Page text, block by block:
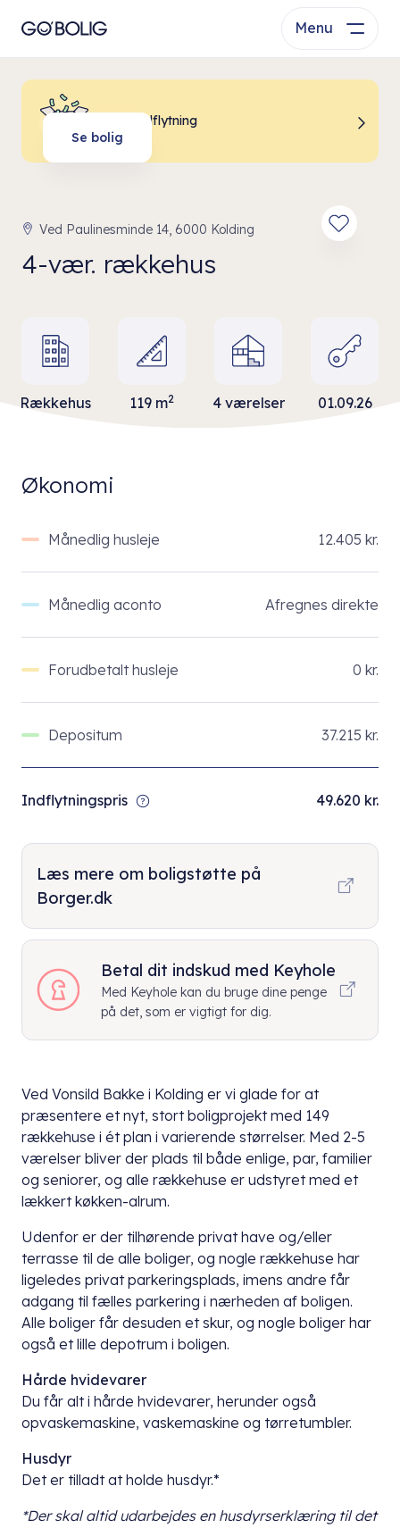
Menu
Billig indflytning
Se bolig
Ved Paulinesminde 14, 6000 Kolding
4-vær. rækkehus
Rækkehus 119 m2 4 værelser 01.09.26
Ved Vonsild Bakke i Kolding er vi glade for at
præsentere et nyt, stort boligprojekt med 149
rækkehuse i ét plan i varierende størrelser. Med 2-5
værelser bliver der plads til både enlige, par, familier
og seniorer, og alle rækkehuse er udstyret med et
lækkert køkken-alrum.
Udenfor er der tilhørende privat have og/eller
terrasse til de alle boliger, og nogle rækkehuse har
ligeledes privat parkeringsplads, imens andre får
adgang til fælles parkering i nærheden af boligen.
Alle boliger får desuden et skur, og nogle boliger har
også et lille depotrum i boligen.
Hårde hvidevarer
Du får alt i hårde hvidevarer, herunder også
opvaskemaskine, vaskemaskine og tørretumbler.
Husdyr
Det er tilladt at holde husdyr.*
*Der skal altid udarbejdes en husdyrserklæring til det
Økonomi
Månedlig husleje 12.405 kr.
Månedlig aconto Afregnes direkte
Forudbetalt husleje 0 kr.
Depositum 37.215 kr.
Indflytningspris 49.620 kr.
Læs mere om boligstøtte på
Borger.dk
Betal dit indskud med Keyhole
Med Keyhole kan du bruge dine penge
på det, som er vigtigt for dig.